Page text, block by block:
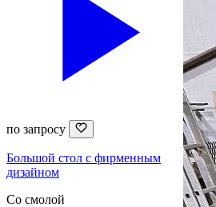
по запросу
Большой стол с фирменным
дизайном
Со смолой